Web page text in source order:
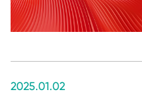
2025.01.02